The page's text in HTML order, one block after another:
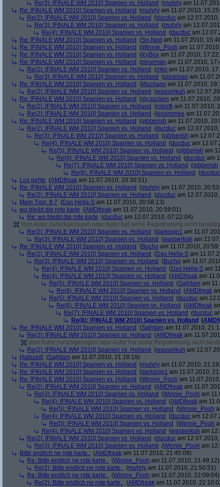
Re(3): [FINALE WM 2010] Spanien vs. Holland (muhrly am
Re: [FINALE WM 2010] Spanien vs. Holland (muhrly am 11.07.2010,
Re(2): [FINALE WM 2010] Spanien vs. Holland (ducduc am
Re(3): [FINALE WM 2010] Spanien vs. Holland (muhrly am
Re(4): [FINALE WM 2010] Spanien vs. Holland (ducduc am
Re: [FINALE WM 2010] Spanien vs. Holland (So-Ned am 11.07.2010,
Re: [FINALE WM 2010] Spanien vs. Holland (Winnie_Pooh am
Re: [FINALE WM 2010] Spanien vs. Holland ( IcyBox am 11.07.2010,
Re: [FINALE WM 2010] Spanien vs. Holland (piiceman am 11.07.2010,
Re(2): [FINALE WM 2010] Spanien vs. Holland (mko am 11.07.2010,
Re(3): [FINALE WM 2010] Spanien vs. Holland (piiceman am
Re: [FINALE WM 2010] Spanien vs. Holland (Mucilago am 11.07.2010,
Re(2): [FINALE WM 2010] Spanien vs. Holland (wasserkuh am
Re: [FINALE WM 2010] Spanien vs. Holland (sly.sucken am 11.07.2010,
Re(2): [FINALE WM 2010] Spanien vs. Holland (robotti am 11.07.2010,
Re(2): [FINALE WM 2010] Spanien vs. Holland (kissimmee am
Re: [FINALE WM 2010] Spanien vs. Holland (gibberish am 11.07.2010,
Re(2): [FINALE WM 2010] Spanien vs. Holland (ducduc am
Re(3): [FINALE WM 2010] Spanien vs. Holland (gibberish am
Re(4): [FINALE WM 2010] Spanien vs. Holland (ducduc am
Re(5): [FINALE WM 2010] Spanien vs. Holland (gibberish am
Re(6): [FINALE WM 2010] Spanien vs. Holland (ducduc am
Re(7): [FINALE WM 2010] Spanien vs. Holland (gibberish
Re(8): [FINALE WM 2010] Spanien vs. Holland (ducduc
Los gehts (AMDfreak am 11.07.2010, 20:30:51)
Re: [FINALE WM 2010] Spanien vs. Holland (muhrly am 11.07.2010,
Re(2): [FINALE WM 2010] Spanien vs. Holland (ducduc am
Mein Tipp: 8:7 (Das Hella-S am 11.07.2010, 20:58:13)
wo bleibt die rote karte (AMDfreak am 11.07.2010, 20:59:01)
Re: wo bleibt die rote karte (ducduc am 12.07.2010, 07:22:04)
Vom Autor zurückgezogen oder Autor hat seine Registrierung nicht
Re(2): [FINALE WM 2010] Spanien vs. Holland (darksign1 am
Re(3): [FINALE WM 2010] Spanien vs. Holland (wasserkuh am
Re: [FINALE WM 2010] Spanien vs. Holland (Bucho am 11.07.2010,
Re(2): [FINALE WM 2010] Spanien vs. Holland (Das Hella-S am
Re(3): [FINALE WM 2010] Spanien vs. Holland (Bucho am
Re(4): [FINALE WM 2010] Spanien vs. Holland (Das Hella-S am
Re(4): [FINALE WM 2010] Spanien vs. Holland (AMDfreak am
Re(5): [FINALE WM 2010] Spanien vs. Holland (Sajhtam am
Re(6): [FINALE WM 2010] Spanien vs. Holland (AMDfreak
Re(5): [FINALE WM 2010] Spanien vs. Holland (ducduc am
Re(6): [FINALE WM 2010] Spanien vs. Holland (AMDfreak
Re(7): [FINALE WM 2010] Spanien vs. Holland (ducduc
Re(8): [FINALE WM 2010] Spanien vs. Holland (
Re: [FINALE WM 2010] Spanien vs. Holland (Sajhtam am 11.07.2010,
Re(2): [FINALE WM 2010] Spanien vs. Holland (AMDfreak am
Vom Autor zurückgezogen oder Autor hat seine Registrierung nicht
Re(2): [FINALE WM 2010] Spanien vs. Holland (wasserkuh am
Halbzeit! (Sajhtam am 11.07.2010, 21:18:19)
Re: [FINALE WM 2010] Spanien vs. Holland (muhrly am 11.07.2010,
Re: [FINALE WM 2010] Spanien vs. Holland (darksign1 am 11.07.2010,
Re: [FINALE WM 2010] Spanien vs. Holland (Winnie_Pooh am
Re(2): [FINALE WM 2010] Spanien vs. Holland (AMDfreak am
Re(3): [FINALE WM 2010] Spanien vs. Holland (Winnie_Pooh am
Re(4): [FINALE WM 2010] Spanien vs. Holland (AMDfreak am
Re(5): [FINALE WM 2010] Spanien vs. Holland (Winnie_Pooh
Re(4): [FINALE WM 2010] Spanien vs. Holland (ducduc am
Re(5): [FINALE WM 2010] Spanien vs. Holland (Winnie_Pooh
Re(4): [FINALE WM 2010] Spanien vs. Holland (wasserkuh am
Re(2): [FINALE WM 2010] Spanien vs. Holland (ducduc am
Re(3): [FINALE WM 2010] Spanien vs. Holland (Winnie_Pooh am
Bitte endlich ne rote karte.. (AMDfreak am 11.07.2010, 21:45:09)
Re: Bitte endlich ne rote karte.. (Winnie_Pooh am 11.07.2010, 21:49:12)
Re(2): Bitte endlich ne rote karte.. (muhrly am 11.07.2010, 21:50:51)
Re: Bitte endlich ne rote karte.. (Winnie_Pooh am 11.07.2010, 22:09:04)
Re(2): Bitte endlich ne rote karte.. (AMDfreak am 11.07.2010,